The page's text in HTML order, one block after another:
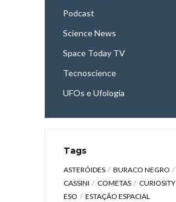
Podcast
Science News
Space Today TV
Tecnoscience
UFOs e Ufologia
Tags
ASTERÓIDES
BURACO NEGRO
CASSINI
COMETAS CURIOSITY
ESO
ESTAÇÃO ESPACIAL